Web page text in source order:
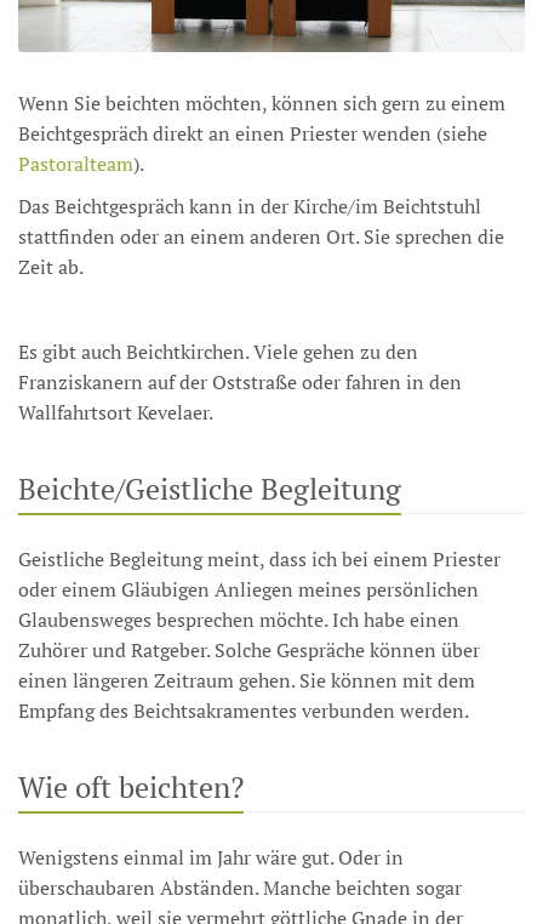
Wenn Sie beichten möchten, können sich gern zu einem
Beichtgespräch direkt an einen Priester wenden (siehe
Pastoralteam).
Das Beichtgespräch kann in der Kirche/im Beichtstuhl
stattfinden oder an einem anderen Ort. Sie sprechen die
Zeit ab.
Es gibt auch Beichtkirchen. Viele gehen zu den
Franziskanern auf der Oststraße oder fahren in den
Wallfahrtsort Kevelaer.
Beichte/Geistliche Begleitung
Geistliche Begleitung meint, dass ich bei einem Priester
oder einem Gläubigen Anliegen meines persönlichen
Glaubensweges besprechen möchte. Ich habe einen
Zuhörer und Ratgeber. Solche Gespräche können über
einen längeren Zeitraum gehen. Sie können mit dem
Empfang des Beichtsakramentes verbunden werden.
Wie oft beichten?
Wenigstens einmal im Jahr wäre gut. Oder in
überschaubaren Abständen. Manche beichten sogar
monatlich, weil sie vermehrt göttliche Gnade in der